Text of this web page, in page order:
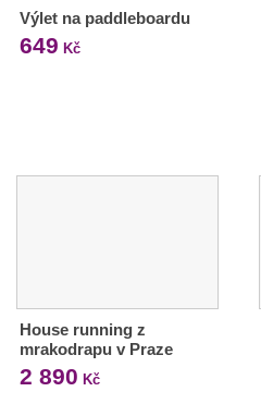
Výlet na paddleboardu
649 Kč
House running z
mrakodrapu v Praze
2 890 Kč